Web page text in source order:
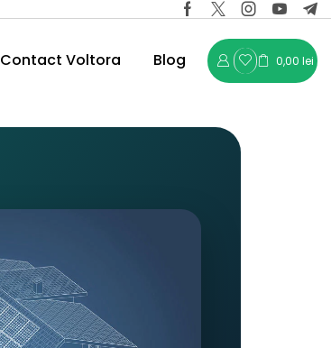
Contact Voltora Blog 0,00 lei